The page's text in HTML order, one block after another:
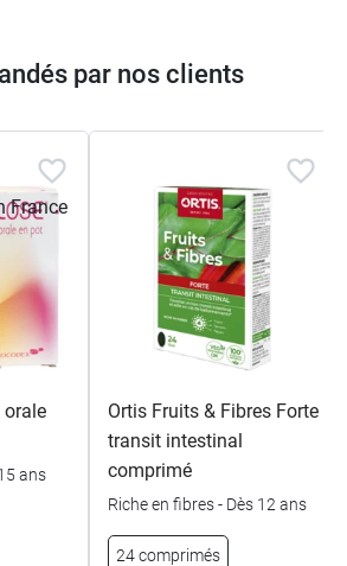
par nos clients
orale
ans
Ortis Fruits & Fibres Forte
transit intestinal
comprimé
Riche en fibres - Dès 12 ans
24 comprimés